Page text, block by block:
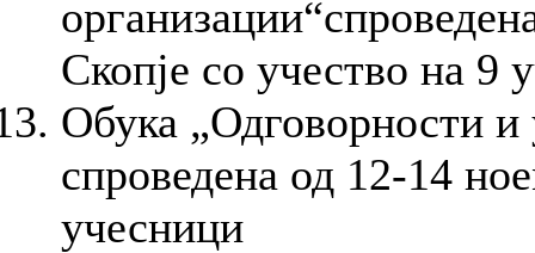
Скопје со учество на 9
Обука „Одговорности и
спроведена од 12-14
учесници